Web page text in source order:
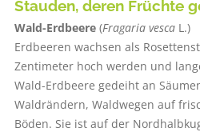
Stauden, deren Früchte
Wald-Erdbeere (Fragaria vescaL.)
Erdbeeren wachsen als
Zentimeter hoch werden und
Wald-Erdbeere gedeiht an
Waldrändern, Waldwegen auf
Böden. Sie ist auf der